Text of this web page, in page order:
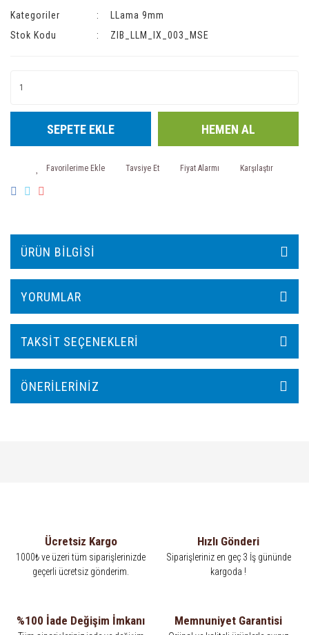
Kategoriler
LLama 9mm
Stok Kodu
ZIB_LLM_IX_003_MSE
SEPETE EKLE HEMEN AL
Tavsiye Et Fiyat Alarmı Karşılaştır
ÜRÜN BILGISI
YORUMLAR
TAKSIT SEÇENEKLERI
ÖNERILERINIZ
Ücretsiz Kargo
1000₺ ve üzeri tüm siparişlerinizde
geçerli ücretsiz gönderim.
Hızlı Gönderi
Siparişleriniz en geç 3 İş gününde
kargoda !
%100 İade Değişim İmkanı Memnuniyet Garantisi